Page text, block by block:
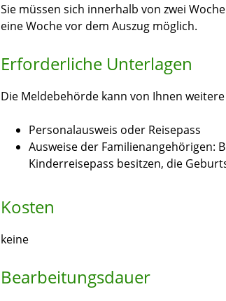
Sie müssen sich innerhalb von zwei
eine Woche vor dem Auszug möglich.
Erforderliche Unterlagen
Die Meldebehörde kann von Ihnen
Personalausweis oder Reisepass
Ausweise der Familienangehörigen:
Kinderreisepass besitzen, die
Kosten
keine
Bearbeitungsdauer